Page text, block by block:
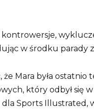
w środku parady
że Mara była
który odbył się
Sports Illustrated,